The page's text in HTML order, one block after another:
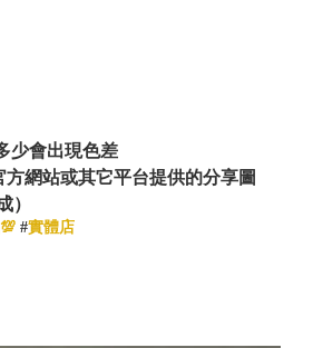
少會出現色差
網站或其它平台提供的分享圖
）
#實體店